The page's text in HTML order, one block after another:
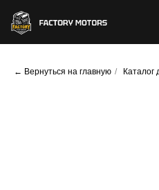
← Вернуться на главную / Каталог